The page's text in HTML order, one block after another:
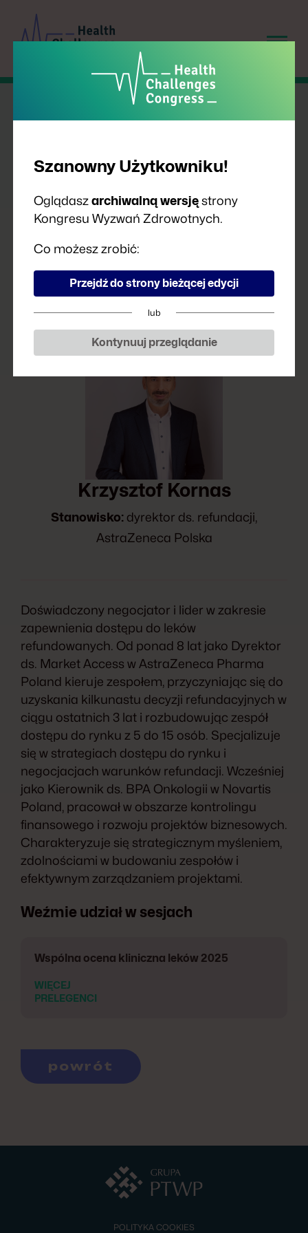
Krzysztof Kornas
Stanowisko: dyrektor ds. refundacji,
AstraZeneca Polska
Doświadczony negocjator i lider w zakresie
zapewnienia dostępu do leków
refundowanych. Od ponad 8 lat jako Dyrektor
ds. Market Access w AstraZeneca Pharma
Poland kieruje zespołem, przyczyniając się do
uzyskania kilkunastu decyzji refundacyjnych w
ciągu ostatnich 3 lat i rozbudowując zespół
dostępu do rynku z 5 do 15 osób. Specjalizuje
się w strategiach dostępu do rynku i
negocjacjach warunków refundacji. Wcześniej
jako Kierownik ds. BPA Onkologii w Novartis
Poland, pracował w obszarze kontrolingu
finansowego i rozwoju projektów biznesowych.
Charakteryzuje się strategicznym myśleniem,
zdolnościami w budowaniu zespołów i
efektywnym zarządzaniem projektami.
Weźmie udział w sesjach
Wspólna ocena kliniczna leków 2025
WIĘCEJ
PRELEGENCI
powrót
Szanowny Użytkowniku!
Oglądaszarchiwalną wersjęstrony
Kongresu Wyzwań Zdrowotnych.
Co możesz zrobić:
Przejdź do strony bieżącej edycji
lub
Kontynuuj przeglądanie
POLITYKA COOKIES